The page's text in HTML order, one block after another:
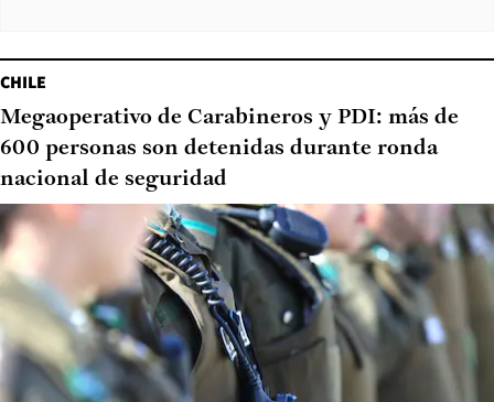
CHILE
Megaoperativo de Carabineros y PDI: más de
600 personas son detenidas durante ronda
nacional de seguridad